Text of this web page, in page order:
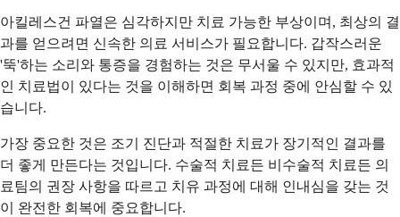
아킬레스건 파열은 심각하지만 치료 가능한 부상이며, 최상의 결
과를 얻으려면 신속한 의료 서비스가 필요합니다. 갑작스러운
'뚝'하는 소리와 통증을 경험하는 것은 무서울 수 있지만, 효과적
인 치료법이 있다는 것을 이해하면 회복 과정 중에 안심할 수 있
습니다.
가장 중요한 것은 조기 진단과 적절한 치료가 장기적인 결과를
더 좋게 만든다는 것입니다. 수술적 치료든 비수술적 치료든 의
료팀의 권장 사항을 따르고 치유 과정에 대해 인내심을 갖는 것
이 완전한 회복에 중요합니다.